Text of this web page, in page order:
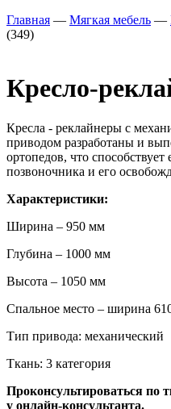
Главная — Мягкая мебель —
(349)
Кресло-
Кресла - реклайнеры с
приводом разработаны и
ортопедов, что
позвоночника и его
Характеристики:
Ширина – 950 мм
Глубина – 1000 мм
Высота – 1050 мм
Спальное место – ширина
Тип привода: механический
Ткань: 3 категория
Проконсультироваться по
у онлайн-консультанта.